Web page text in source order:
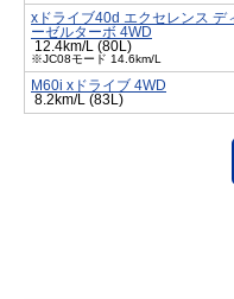
xドライブ40d エクセレンス デ
ーゼルターボ 4WD
12.4km/L (80L)
※JC08モード 14.6km/L
M60i xドライブ 4WD
8.2km/L (83L)